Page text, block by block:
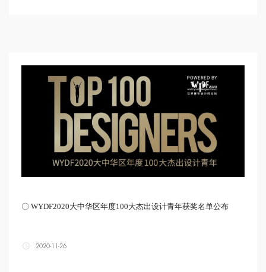
〇 WYDF2020大中华区年度100大杰出设计青年获奖名单公布
2020-11-26